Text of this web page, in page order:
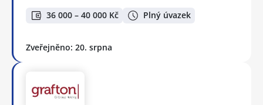
36 000 – 40 000 Kč Plný úvazek
Zveřejněno: 20. srpna